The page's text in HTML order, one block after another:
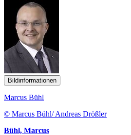
Bildinformationen
Marcus Bühl
© Marcus Bühl/ Andreas Drößler
Bühl, Marcus